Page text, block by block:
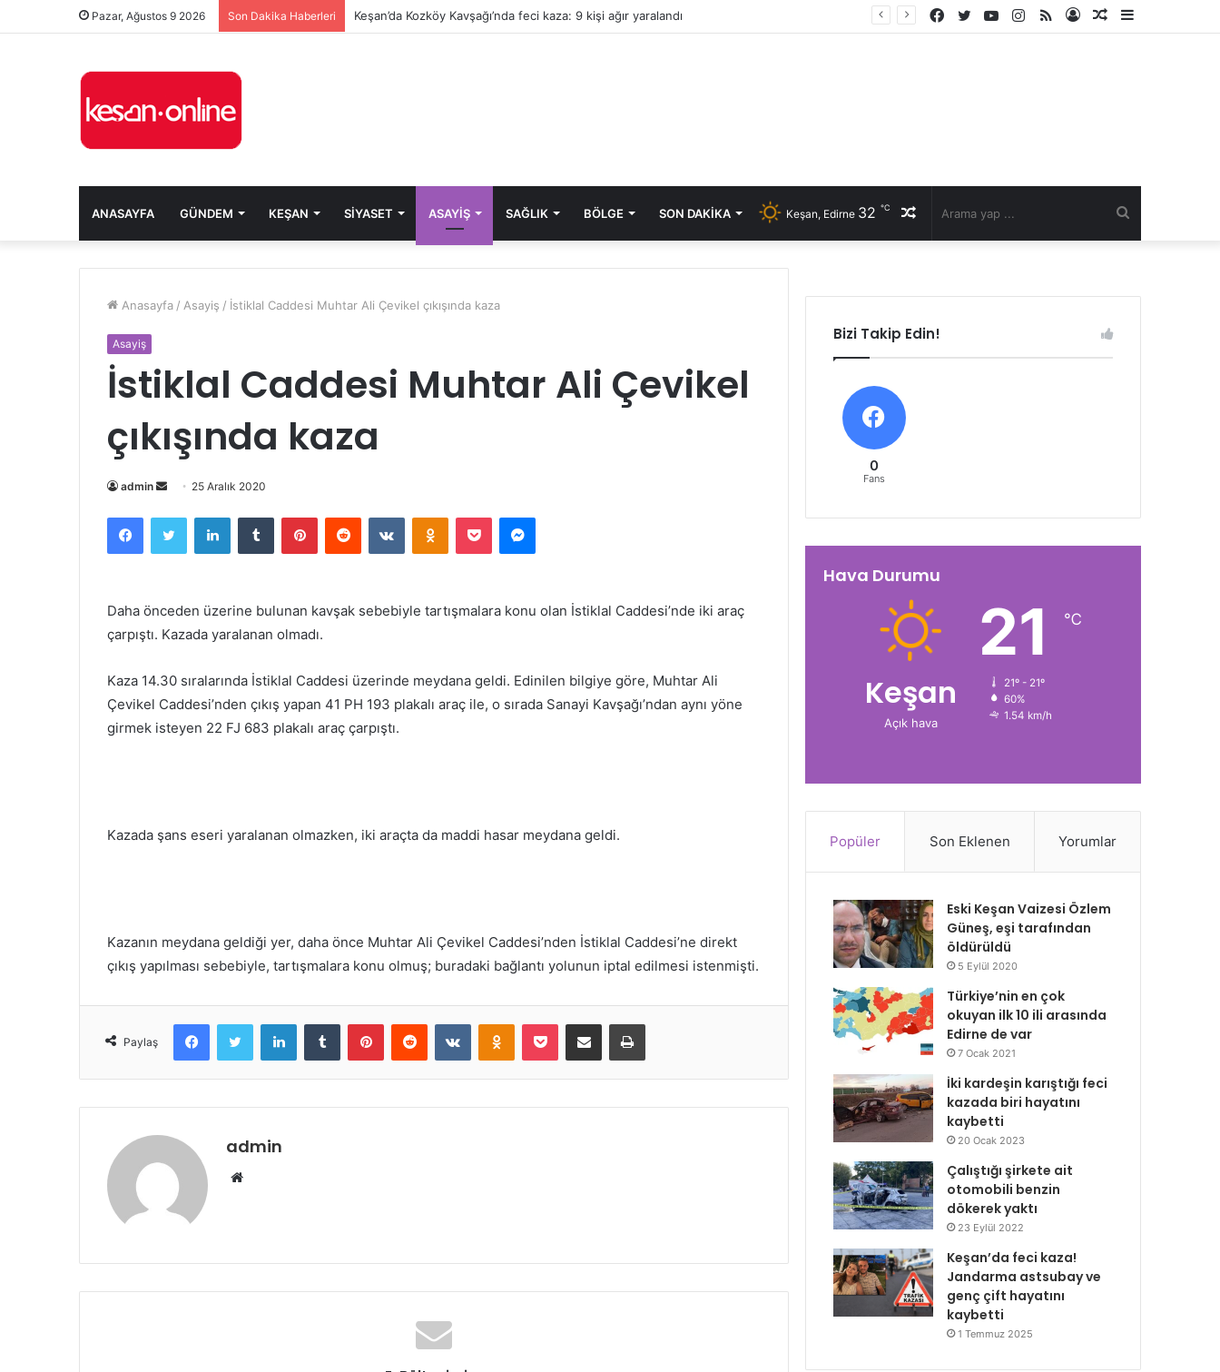
Pazar, Ağustos 9 2026 Son Dakika Haberleri Keşan’da Kozköy Kavşağı’nda feci kaza: 9 kişi ağır yaralandı
Kenar
Rastgele
Kayıt
RSS
Instagram
YouTube
Twitter
Facebook
ANASAYFA GÜNDEM KEŞAN SIYASET ASAYIŞ SAĞLIK BÖLGE SON DAKIKA Rastgele
Keşan, Edirne 32 ℃
Anasayfa / Asayiş / İstiklal Caddesi Muhtar Ali Çevikel çıkışında kaza
Asayiş
İstiklal Caddesi Muhtar Ali Çevikel
çıkışında kaza
admin
Bir
posta
göndermek
25 Aralık 2020
FacebookTwitter LinkedInTumblr PinterestReddit VKontakteOdnoklassniki
Pocket Messenger
Daha önceden üzerine bulunan kavşak sebebiyle tartışmalara konu olan İstiklal Caddesi’nde iki araç
çarpıştı. Kazada yaralanan olmadı.
Kaza 14.30 sıralarında İstiklal Caddesi üzerinde meydana geldi. Edinilen bilgiye göre, Muhtar Ali
Çevikel Caddesi’nden çıkış yapan 41 PH 193 plakalı araç ile, o sırada Sanayi Kavşağı’ndan aynı yöne
girmek isteyen 22 FJ 683 plakalı araç çarpıştı.
Kazada şans eseri yaralanan olmazken, iki araçta da maddi hasar meydana geldi.
Kazanın meydana geldiği yer, daha önce Muhtar Ali Çevikel Caddesi’nden İstiklal Caddesi’ne direkt
çıkış yapılması sebebiyle, tartışmalara konu olmuş; buradaki bağlantı yolunun iptal edilmesi istenmişti.
Paylaş
FacebookTwitter LinkedInTumblr PinterestReddit VKontakteOdnoklassniki
Pocket E-Posta ile paylaş Yazdır
admin
Web
Bizi Takip Edin!
0
Fans
Hava Durumu
Keşan
Açık hava
21 ℃
21º - 21º
60%
1.54 km/h
Popüler Son Eklenen Yorumlar
Eski Keşan Vaizesi Özlem
Güneş, eşi tarafından
öldürüldü
5 Eylül 2020
Türkiye’nin en çok
okuyan ilk 10 ili arasında
Edirne de var
7 Ocak 2021
İki kardeşin karıştığı feci
kazada biri hayatını
kaybetti
20 Ocak 2023
Çalıştığı şirkete ait
otomobili benzin
dökerek yaktı
23 Eylül 2022
Keşan’da feci kaza!
Jandarma astsubay ve
genç çift hayatını
kaybetti
1 Temmuz 2025